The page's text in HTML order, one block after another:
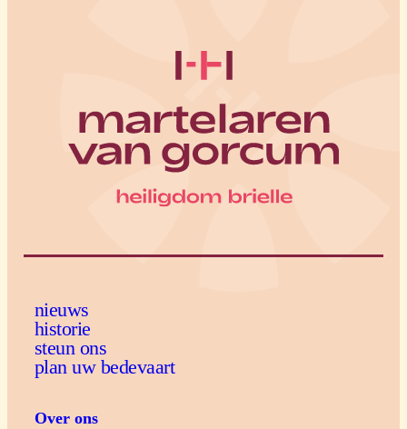
nieuws
historie
steun ons
plan uw bedevaart
Over ons